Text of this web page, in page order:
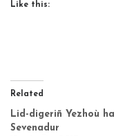
Like this:
Related
Lid-digeriñ Yezhoù ha
Sevenadur